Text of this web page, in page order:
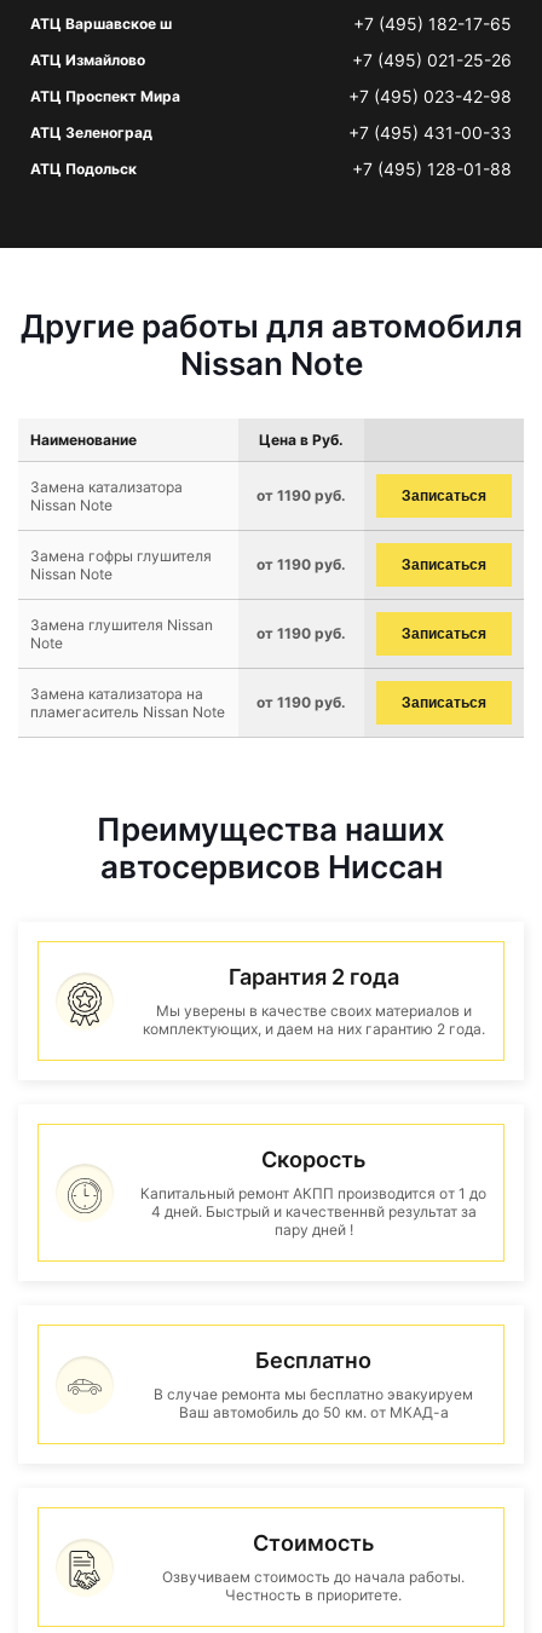
АТЦ Варшавское ш +7 (495) 182-17-65
АТЦ Измайлово +7 (495) 021-25-26
АТЦ Проспект Мира +7 (495) 023-42-98
АТЦ Зеленоград +7 (495) 431-00-33
АТЦ Подольск +7 (495) 128-01-88
Другие работы для автомобиля
Nissan Note
Наименование Цена в Руб.
Замена катализатора
Nissan Note
от 1190 руб. Записаться
Замена гофры глушителя
Nissan Note
от 1190 руб. Записаться
Замена глушителя Nissan
Note
от 1190 руб. Записаться
Замена катализатора на
пламегаситель Nissan Note
от 1190 руб. Записаться
Преимущества наших
автосервисов Ниссан
Гарантия 2 года
Мы уверены в качестве своих материалов и
комплектующих, и даем на них гарантию 2 года.
Скорость
Капитальный ремонт АКПП производится от 1 до
4 дней. Быстрый и качественнвй результат за
пару дней !
Бесплатно
В случае ремонта мы бесплатно эвакуируем
Ваш автомобиль до 50 км. от МКАД-а
Стоимость
Озвучиваем стоимость до начала работы.
Честность в приоритете.